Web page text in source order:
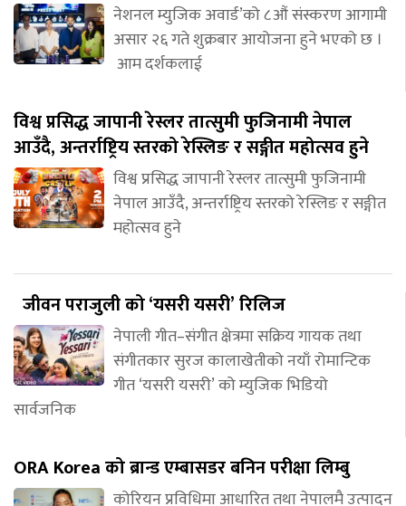
नेशनल म्युजिक अवार्ड’को ८औं संस्करण आगामी
असार २६ गते शुक्रबार आयोजना हुने भएको छ ।
आम दर्शकलाई
विश्व प्रसिद्ध जापानी रेस्लर तात्सुमी फुजिनामी नेपाल
आउँदै, अन्तर्राष्ट्रिय स्तरको रेस्लिङ र सङ्गीत महोत्सव हुने
विश्व प्रसिद्ध जापानी रेस्लर तात्सुमी फुजिनामी
नेपाल आउँदै, अन्तर्राष्ट्रिय स्तरको रेस्लिङ र सङ्गीत
महोत्सव हुने
जीवन पराजुली को ‘यसरी यसरी’ रिलिज
नेपाली गीत–संगीत क्षेत्रमा सक्रिय गायक तथा
संगीतकार सुरज कालाखेतीको नयाँ रोमान्टिक
गीत ‘यसरी यसरी’ को म्युजिक भिडियो
सार्वजनिक
ORA Korea को ब्रान्ड एम्बासडर बनिन परीक्षा लिम्बु
कोरियन प्रविधिमा आधारित तथा नेपालमै उत्पादन